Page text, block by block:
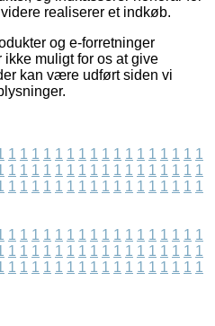
realiserer et indkøb.
og e-forretninger
ikke muligt for os at give
kan være udført siden vi
1 1 1 1 1 1 1 1 1 1 1 1 1 1 1 1 1
1 1 1 1 1 1 1 1 1 1 1 1 1 1 1 1 1
1 1 1 1 1 1 1 1 1 1 1 1 1 1 1 1 1
1 1 1 1 1 1 1 1 1 1 1 1 1 1 1 1 1
1 1 1 1 1 1 1 1 1 1 1 1 1 1 1 1 1
1 1 1 1 1 1 1 1 1 1 1 1 1 1 1 1 1